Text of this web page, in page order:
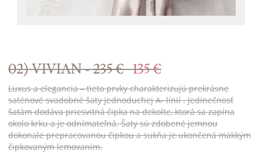
02) VIVIAN -235 € 135 €
Luxus a elegancia – tieto prvky charakterizujú prekrásne
saténové svadobné šaty jednoduchej A- línií . Jedinečnosť
šatám dodáva priesvitná čipka na dekolte, ktorá sa zapína
okolo krku a je odnímateľná. Šaty sú zdobené jemnou
dokonale prepracovanou čipkou a sukňa je ukončená mäkkým
čipkovaným lemovaním.